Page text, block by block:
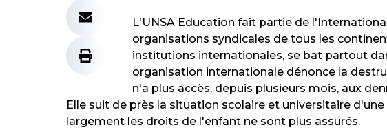
L'UNSA Education fait partie de
organisations syndicales de tous les
institutions internationales, se bat partout
organisation internationale dénonce la
n'a plus accès, depuis plusieurs mois, aux
Elle suit de près la situation scolaire et universitaire
largement les droits de l'enfant ne sont plus assurés.